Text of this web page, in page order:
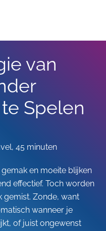
van
Spelen
45 minuten
en moeite blijken
effectief. Toch worden
gemist. Zonde, want
wanneer je
of juist ongewenst